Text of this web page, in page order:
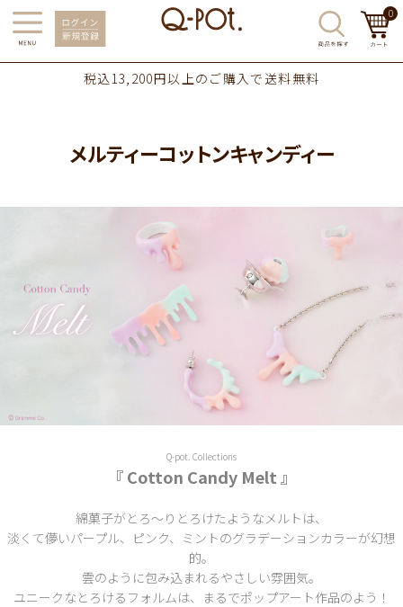
0
税込13,200円以上のご購入で送料無料
メルティーコットンキャンディー
Q-pot. Collections
『 Cotton Candy Melt 』
綿菓子がとろ～りとろけたようなメルトは、
淡くて儚いパープル、ピンク、ミントのグラデーションカラーが幻想
的。
雲のように包み込まれるやさしい雰囲気。
ユニークなとろけるフォルムは、まるでポップアート作品のよう！